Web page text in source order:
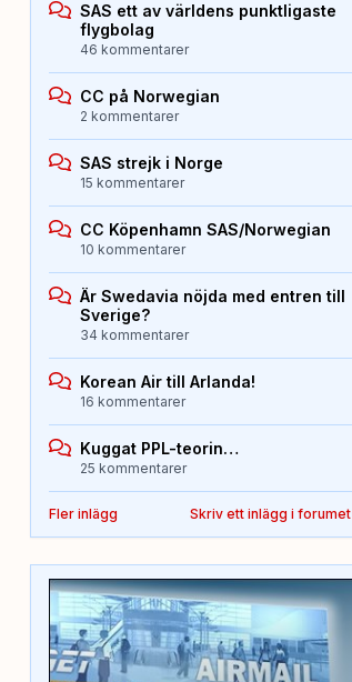
SAS ett av världens punktligaste
flygbolag
46 kommentarer
CC på Norwegian
2 kommentarer
SAS strejk i Norge
15 kommentarer
CC Köpenhamn SAS/Norwegian
10 kommentarer
Är Swedavia nöjda med entren till
Sverige?
34 kommentarer
Korean Air till Arlanda!
16 kommentarer
Kuggat PPL-teorin…
25 kommentarer
Fler inlägg Skriv ett inlägg i forumet